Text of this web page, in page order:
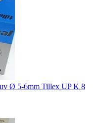
Ø 5-6mm Tillex UP K 8